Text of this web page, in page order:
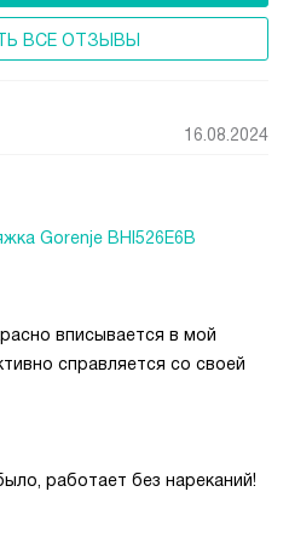
ВСЕ ОТЗЫВЫ
16.08.2024
Gorenje BHI526E6B
вписывается в мой
справляется со своей
работает без нареканий!